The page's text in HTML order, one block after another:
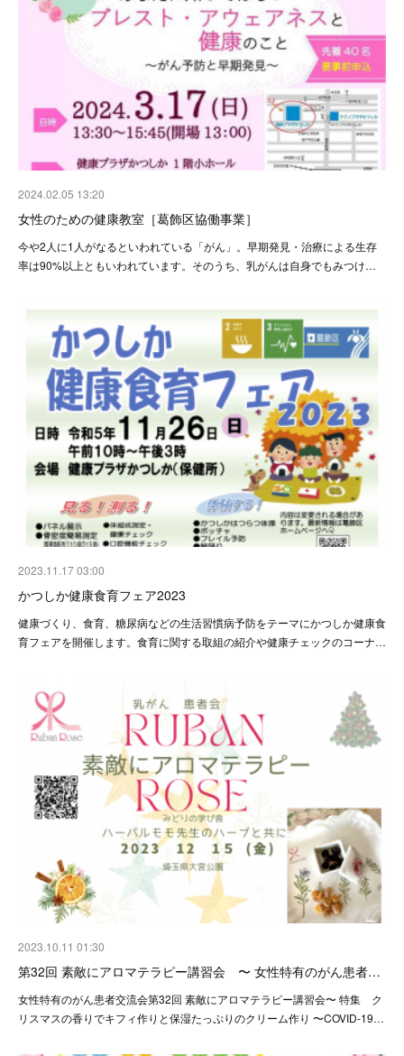
2024.02.05 13:20
女性のための健康教室［葛飾区協働事業］
今や2人に1人がなるといわれている「がん」。早期発見・治療による生存
率は90%以上ともいわれています。そのうち、乳がんは自身でもみつけ…
2023.11.17 03:00
かつしか健康食育フェア2023
健康づくり、食育、糖尿病などの生活習慣病予防をテーマにかつしか健康食
育フェアを開催します。食育に関する取組の紹介や健康チェックのコーナ…
2023.10.11 01:30
第32回 素敵にアロマテラピー講習会 〜 女性特有のがん患者…
女性特有のがん患者交流会第32回 素敵にアロマテラピー講習会〜 特集 ク
リスマスの香りでキフィ作りと保湿たっぷりのクリーム作り 〜COVID-19…